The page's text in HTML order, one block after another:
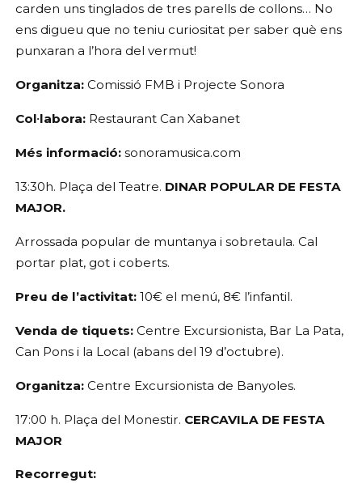
carden uns tinglados de tres parells de collons… No
ens digueu que no teniu curiositat per saber què ens
punxaran a l’hora del vermut!
Organitza: Comissió FMB i Projecte Sonora
Col·labora: Restaurant Can Xabanet
Més informació: sonoramusica.com
13:30h. Plaça del Teatre. DINAR POPULAR DE FESTA
MAJOR.
Arrossada popular de muntanya i sobretaula. Cal
portar plat, got i coberts.
Preu de l’activitat: 10€ el menú, 8€ l’infantil.
Venda de tiquets: Centre Excursionista, Bar La Pata,
Can Pons i la Local (abans del 19 d’octubre).
Organitza: Centre Excursionista de Banyoles.
17:00 h. Plaça del Monestir. CERCAVILA DE FESTA
MAJOR
Recorregut: